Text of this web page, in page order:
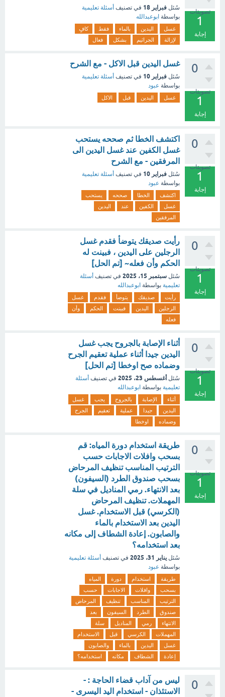
تصويتات
1
إجابة
سُئل فبراير 18 في تصنيف أسئلة تعليمية
بواسطة ابوعبدالله
غسل اليدين بالماء فقط
كافٍ
لإزالة
الجراثيم بشكل فعال
0
تصويتات
1
إجابة
غسل اليدين قبل الاكل - مع الشرح
سُئل فبراير 10 في تصنيف أسئلة تعليمية
بواسطة عبود
غسل اليدين قبل الاكل
0
تصويتات
1
إجابة
اكتشف الخطا ثم صححه يستحب
غسل الكفين عند غسل اليدين الى
المرفقين - مع الشرح
سُئل فبراير 10 في تصنيف أسئلة تعليمية
بواسطة عبود
اكتشف الخطا صححه
يستحب
غسل
الكفين عند
اليدين
المرفقين
0
تصويتات
1
إجابة
رأيت صديقك يتوضأ فقدم غسل
الرجلين على اليدين ، فبينت له
الحكم وأن فعله~ [تم الحل]
سُئل سبتمبر 15، 2025 في تصنيف أسئلة
تعليمية بواسطة ابوعبدالله
رأيت صديقك يتوضأ فقدم
غسل
الرجلين
اليدين فبينت الحكم
وأن
فعله
0
تصويتات
1
إجابة
أثناء الإصابة بالجروح يجب غسل
اليدين جيدا أثناء عملية تعقيم الجرح
وضماده صح اوخطا [تم الحل]
سُئل أغسطس 23، 2025 في تصنيف أسئلة
تعليمية بواسطة ابوعبدالله
أثناء الإصابة بالجروح يجب
غسل
اليدين
جيدا عملية تعقيم
الجرح
وضماده
اوخطا
0
تصويتات
1
إجابة
طريقة استخدام دورة المياه: قم
بسحب وافلات الاجابات حسب
الترتيب المناسب تنظيف المرحاض
بسحب صندوق الطرد (السيفون)
بعد الانتهاء. رمي المناديل في سلة
المهملات. تنظيف المرحاض
(الكرسي) قبل الاستخدام. غسل
اليدين بعد الاستخدام بالماء
والصابون. إعادة الشطاف إلى مكانه
بعد استخدامه؟
سُئل يناير 31، 2025 في تصنيف أسئلة تعليمية
بواسطة عبود
طريقة استخدام دورة
المياه
بسحب
وافلات الاجابات
حسب
الترتيب
المناسب تنظيف
المرحاض
صندوق
الطرد السيفون
بعد
الانتهاء
رمي المناديل
سلة
المهملات
الكرسي قبل
الاستخدام
غسل
اليدين بالماء
والصابون
إعادة
الشطاف مكانه استخدامه؟
0
ليس من آداب قضاء الحاجة : -
الاستئذان - استخدام اليد اليسرى -